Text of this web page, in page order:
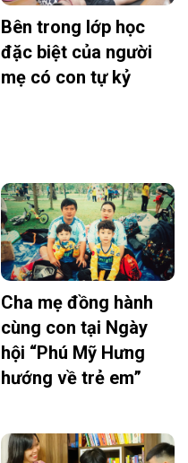
Bên trong lớp học
đặc biệt của người
mẹ có con tự kỷ
Cha mẹ đồng hành
cùng con tại Ngày
hội “Phú Mỹ Hưng
hướng về trẻ em”